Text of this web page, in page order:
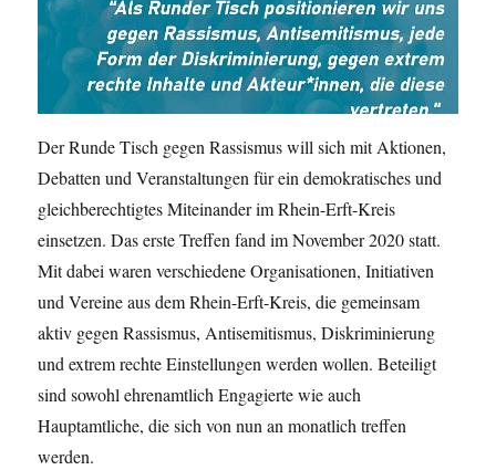
Der Runde Tisch gegen Rassismus will sich mit Aktionen,
Debatten und Veranstaltungen für ein demokratisches und
gleichberechtigtes Miteinander im Rhein-Erft-Kreis
einsetzen. Das erste Treffen fand im November 2020 statt.
Mit dabei waren verschiedene Organisationen, Initiativen
und Vereine aus dem Rhein-Erft-Kreis, die gemeinsam
aktiv gegen Rassismus, Antisemitismus, Diskriminierung
und extrem rechte Einstellungen werden wollen. Beteiligt
sind sowohl ehrenamtlich Engagierte wie auch
Hauptamtliche, die sich von nun an monatlich treffen
werden.